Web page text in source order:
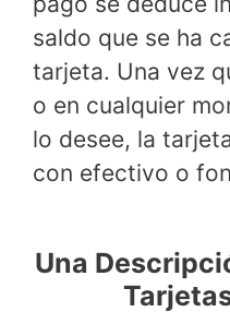
saldo que se ha
tarjeta. Una vez
o en cualquier
lo desee, la
con efectivo o
Una